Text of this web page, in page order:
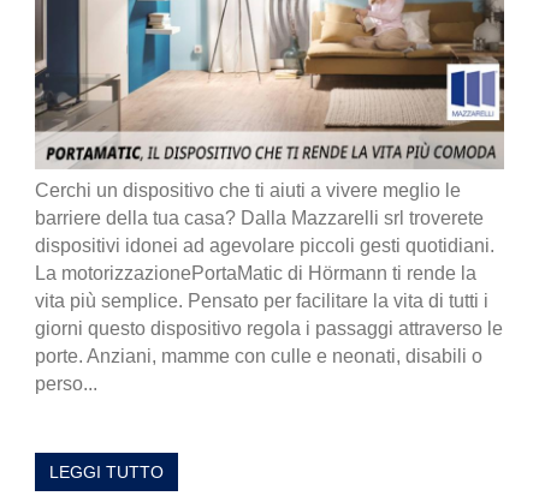
Cerchi un dispositivo che ti aiuti a vivere meglio le
barriere della tua casa? Dalla Mazzarelli srl troverete
dispositivi idonei ad agevolare piccoli gesti quotidiani.
La motorizzazionePortaMatic di Hörmann ti rende la
vita più semplice. Pensato per facilitare la vita di tutti i
giorni questo dispositivo regola i passaggi attraverso le
porte. Anziani, mamme con culle e neonati, disabili o
perso...
LEGGI TUTTO